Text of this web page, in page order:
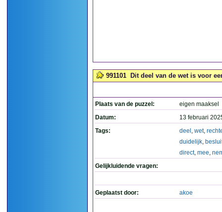
991101 Dit deel van de wet is voor
Plaats van de puzzel:
eigen maaksel
Datum:
13 februari
Tags:
deel , wet,
duidelijk,
direct, mee,
Gelijkluidende vragen:
Geplaatst door: akoe